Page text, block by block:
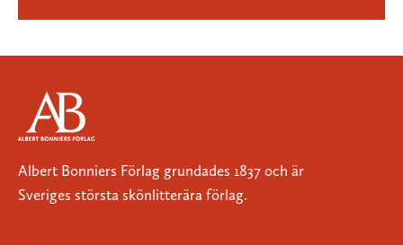
Albert Bonniers Förlag grundades 1837 och är
Sveriges största skönlitterära förlag.